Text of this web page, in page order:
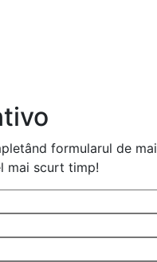
formularul de mai
mai scurt timp!